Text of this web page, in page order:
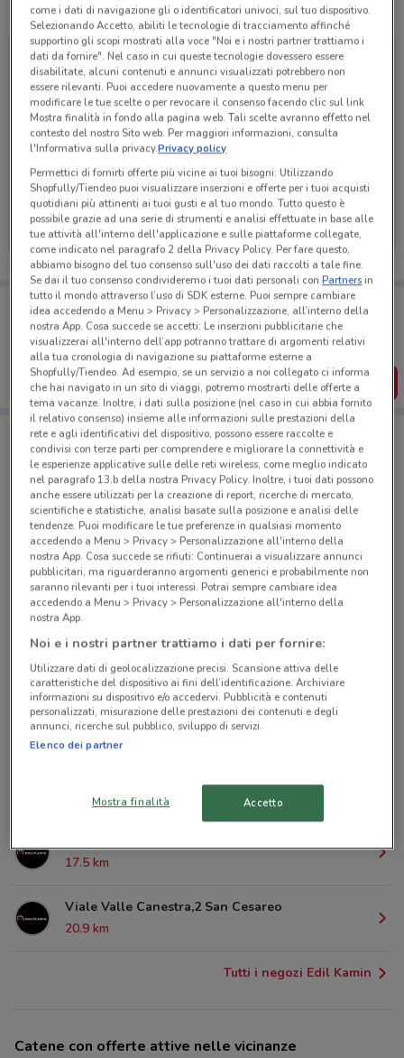
Edil Kamin
Scade il 31/10 9.8 km
Porta DoveConviene sempre con te!
Puoi trovare le migliori offerte dei negozi vicino a te,
salvarle e creare la tua lista del risparmio, comodamente
dal tuo cellulare.
SCARICA L’APP
Negozi Edil Kamin a Roma
© MapTiler © OpenStreetMap contributors
Via Del Monte Della Capanna 123 Roma
9.8 km
Via Montenero 23 Guidonia Montecelio
11 km
LOC. PANTANO VIA CASILINA KM 20,250 Monte
16.8 km
17.5 km
Viale Valle Canestra,2 San Cesareo
20.9 km
Tutti i negozi Edil Kamin
Catene con offerte attive nelle vicinanze
come i dati di navigazione gli o identificatori univoci, sul tuo dispositivo.
Selezionando Accetto, abiliti le tecnologie di tracciamento affinché
supportino gli scopi mostrati alla voce "Noi e i nostri partner trattiamo i
dati da fornire". Nel caso in cui queste tecnologie dovessero essere
disabilitate, alcuni contenuti e annunci visualizzati potrebbero non
essere rilevanti. Puoi accedere nuovamente a questo menu per
modificare le tue scelte o per revocare il consenso facendo clic sul link
Mostra finalità in fondo alla pagina web. Tali scelte avranno effetto nel
contesto del nostro Sito web. Per maggiori informazioni, consulta
l'Informativa sulla privacy.Privacy policy
Permettici di fornirti offerte più vicine ai tuoi bisogni: Utilizzando
Shopfully/Tiendeo puoi visualizzare inserzioni e offerte per i tuoi acquisti
quotidiani più attinenti ai tuoi gusti e al tuo mondo. Tutto questo è
possibile grazie ad una serie di strumenti e analisi effettuate in base alle
tue attività all'interno dell'applicazione e sulle piattaforme collegate,
come indicato nel paragrafo 2 della Privacy Policy. Per fare questo,
abbiamo bisogno del tuo consenso sull'uso dei dati raccolti a tale fine.
Se dai il tuo consenso condivideremo i tuoi dati personali conPartnersin
tutto il mondo attraverso l’uso di SDK esterne. Puoi sempre cambiare
idea accedendo a Menu > Privacy > Personalizzazione, all’interno della
nostra App. Cosa succede se accetti: Le inserzioni pubblicitarie che
visualizzerai all'interno dell’app potranno trattare di argomenti relativi
alla tua cronologia di navigazione su piattaforme esterne a
Shopfully/Tiendeo. Ad esempio, se un servizio a noi collegato ci informa
che hai navigato in un sito di viaggi, potremo mostrarti delle offerte a
tema vacanze. Inoltre, i dati sulla posizione (nel caso in cui abbia fornito
il relativo consenso) insieme alle informazioni sulle prestazioni della
rete e agli identificativi del dispositivo, possono essere raccolte e
condivisi con terze parti per comprendere e migliorare la connettività e
le esperienze applicative sulle delle reti wireless, come meglio indicato
nel paragrafo 13.b della nostra Privacy Policy. Inoltre, i tuoi dati possono
anche essere utilizzati per la creazione di report, ricerche di mercato,
scientifiche e statistiche, analisi basate sulla posizione e analisi delle
tendenze. Puoi modificare le tue preferenze in qualsiasi momento
accedendo a Menu > Privacy > Personalizzazione all'interno della
nostra App. Cosa succede se rifiuti: Continuerai a visualizzare annunci
pubblicitari, ma riguarderanno argomenti generici e probabilmente non
saranno rilevanti per i tuoi interessi. Potrai sempre cambiare idea
accedendo a Menu > Privacy > Personalizzazione all'interno della
nostra App.
Noi e i nostri partner trattiamo i dati per fornire:
Utilizzare dati di geolocalizzazione precisi. Scansione attiva delle
caratteristiche del dispositivo ai fini dell’identificazione. Archiviare
informazioni su dispositivo e/o accedervi. Pubblicità e contenuti
personalizzati, misurazione delle prestazioni dei contenuti e degli
annunci, ricerche sul pubblico, sviluppo di servizi.
Elenco dei partner
Mostra finalità Accetto